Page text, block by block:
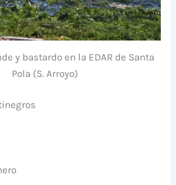
y bastardo en la EDAR de Santa
Pola (S. Arroyo)